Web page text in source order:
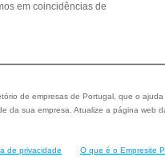
em coincidências de
de empresas de Portugal, que o
da sua empresa. Atualize a página web
de privacidade O que é o Empresite